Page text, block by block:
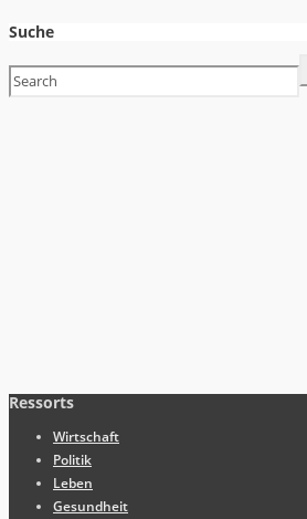
Suche
Ressorts
Wirtschaft
Politik
Leben
Gesundheit